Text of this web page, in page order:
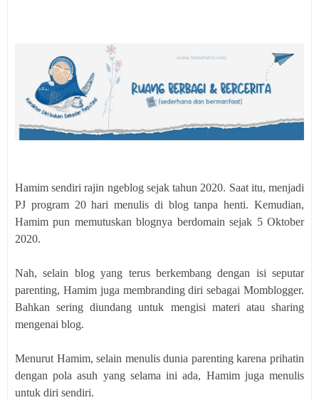
Hamim sendiri rajin ngeblog sejak tahun 2020. Saat itu, menjadi
PJ program 20 hari menulis di blog tanpa henti. Kemudian,
Hamim pun memutuskan blognya berdomain sejak 5 Oktober
2020.
Nah, selain blog yang terus berkembang dengan isi seputar
parenting, Hamim juga membranding diri sebagai Momblogger.
Bahkan sering diundang untuk mengisi materi atau sharing
mengenai blog.
Menurut Hamim, selain menulis dunia parenting karena prihatin
dengan pola asuh yang selama ini ada, Hamim juga menulis
untuk diri sendiri.